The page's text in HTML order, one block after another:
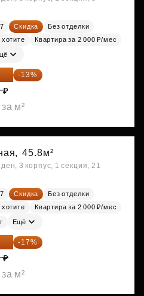
Скидка
Без отделки
Квартира за 2 000 ₽/мес
₽ -13%
₽
м²
45.8м²
3 корпус, 1 секция, 21
Скидка
Без отделки
Квартира за 2 000 ₽/мес
Ещё
₽ -17%
₽
м²